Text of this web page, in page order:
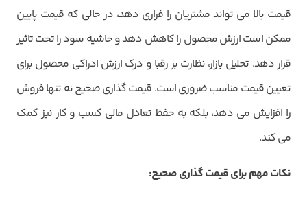
قیمت بالا می تواند مشتریان را فراری دهد، در حالی که قیمت پایین
ممکن است ارزش محصول را کاهش دهد و حاشیه سود را تحت تاثیر
قرار دهد. تحلیل بازار، نظارت بر رقبا و درک ارزش ادراکی محصول برای
تعیین قیمت مناسب ضروری است. قیمت گذاری صحیح نه تنها فروش
را افزایش می دهد، بلکه به حفظ تعادل مالی کسب و کار نیز کمک
می کند.
نکات مهم برای قیمت گذاری صحیح: